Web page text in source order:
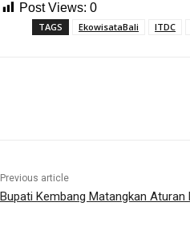
Post Views: 0
TAGS EkowisataBali ITDC
Previous article
Bupati Kembang Matangkan